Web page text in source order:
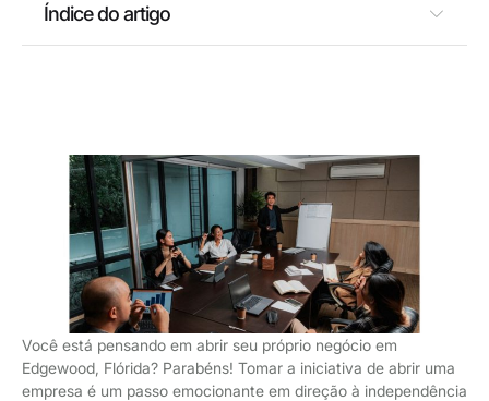
Índice do artigo
Você está pensando em abrir seu próprio negócio em
Edgewood, Flórida? Parabéns! Tomar a iniciativa de abrir uma
empresa é um passo emocionante em direção à independência